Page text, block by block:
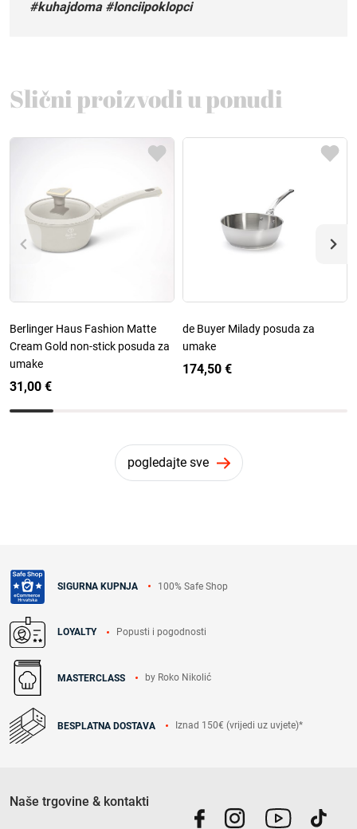
#kuhajdoma #lonciipoklopci
Slični proizvodi u ponudi
Berlinger Haus Fashion Matte
Cream Gold non-stick posuda za
umake
31,00 €
de Buyer Milady posuda za
umake
174,50 €
pogledajte sve
SIGURNA KUPNJA 100% Safe Shop
LOYALTY Popusti i pogodnosti
MASTERCLASS by Roko Nikolić
BESPLATNA DOSTAVA Iznad 150€ (vrijedi uz uvjete)*
Naše trgovine & kontakti